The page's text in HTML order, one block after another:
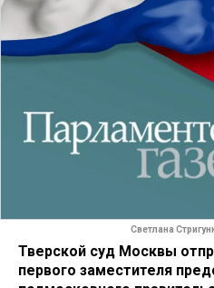
Светлана
Тверской суд Москвы
первого заместителя